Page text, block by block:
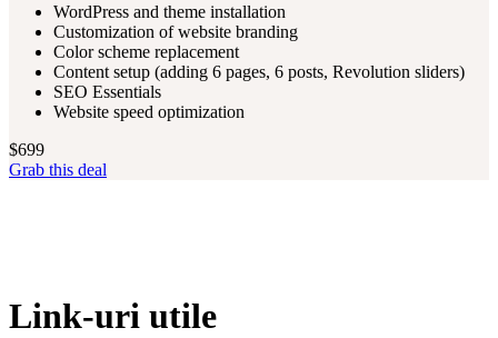
WordPress and theme installation
Customization of website branding
Color scheme replacement
Content setup (adding 6 pages, 6 posts, Revolution sliders)
SEO Essentials
Website speed optimization
$699
Grab this deal
Link-uri utile